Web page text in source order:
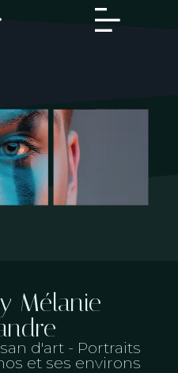
Mélanie
d'art - Portraits
et ses environs